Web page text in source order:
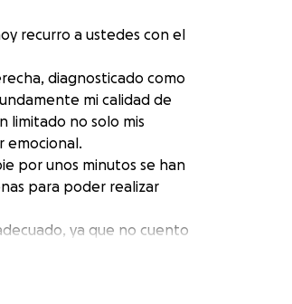
recurro a ustedes con el
diagnosticado como
mi calidad de
limitado no solo mis
emocional.
por unos minutos se han
para poder realizar
ya que no cuento
completo —que